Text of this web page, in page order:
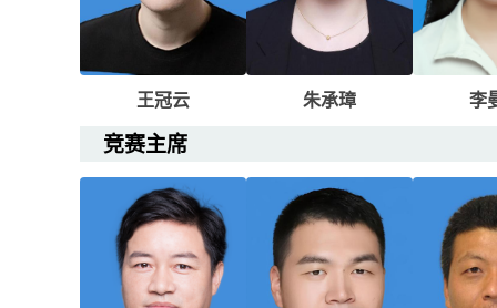
王冠云 朱承璋 李
竞赛主席